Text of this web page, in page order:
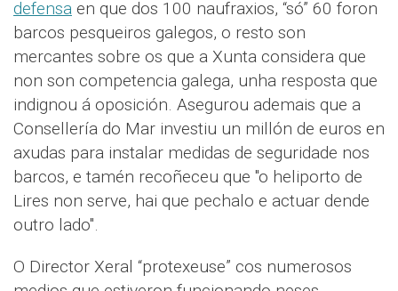
defensa en que dos 100 naufraxios, “só” 60 foron
barcos pesqueiros galegos, o resto son
mercantes sobre os que a Xunta considera que
non son competencia galega, unha resposta que
indignou á oposición. Asegurou ademais que a
Consellería do Mar investiu un millón de euros en
axudas para instalar medidas de seguridade nos
barcos, e tamén recoñeceu que "o heliporto de
Lires non serve, hai que pechalo e actuar dende
outro lado".
O Director Xeral “protexeuse” cos numerosos